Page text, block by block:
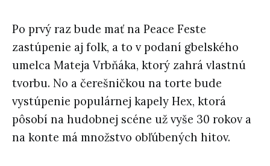
Po prvý raz bude mať na Peace Feste
zastúpenie aj folk, a to v podaní gbelského
umelca Mateja Vrbňáka, ktorý zahrá vlastnú
tvorbu. No a čerešničkou na torte bude
vystúpenie populárnej kapely Hex, ktorá
pôsobí na hudobnej scéne už vyše 30 rokov a
na konte má množstvo obľúbených hitov.